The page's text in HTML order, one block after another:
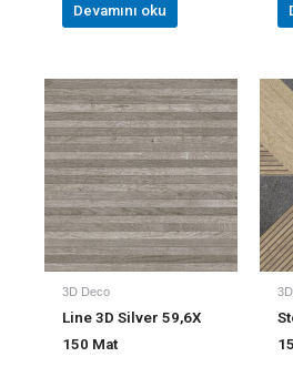
Devamını oku
3D Deco
Line 3D Silver 59,6X
150 Mat